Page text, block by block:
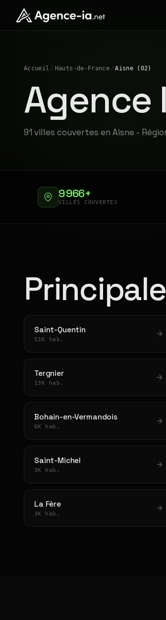
Accueil / Hauts-de-France / Aisne (02)
Agence
91 villes couvertes en Aisne -
9 966+
VILLES COUVERTES
Saint-Quentin
53K hab.
Tergnier
13K hab.
Bohain-en-Vermandois
6K hab.
Saint-Michel
3K hab.
La Fère
3K hab.